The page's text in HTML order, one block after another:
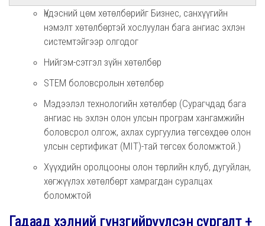
Үндэсний цөм хөтөлбөрийг Бизнес, санхүүгийн
нэмэлт хөтөлбөртэй хослуулан бага ангиас эхлэн
системтэйгээр олгодог
Нийгэм-сэтгэл зүйн хөтөлбөр
STEM боловсролын хөтөлбөр
Мэдээлэл технологийн хөтөлбөр (Сурагчдад бага
ангиас нь эхлэн олон улсын програм хангамжийн
боловсрол олгож, ахлах сургуулиа төгсөхдөө олон
улсын сертификат (MIT)-тай төгсөх боломжтой.)
Хүүхдийн оролцооны олон төрлийн клуб, дугуйлан,
хөгжүүлэх хөтөлбөрт хамрагдан суралцах
боломжтой
Гадаад хэлний гүнзгийрүүлсэн сургалт +